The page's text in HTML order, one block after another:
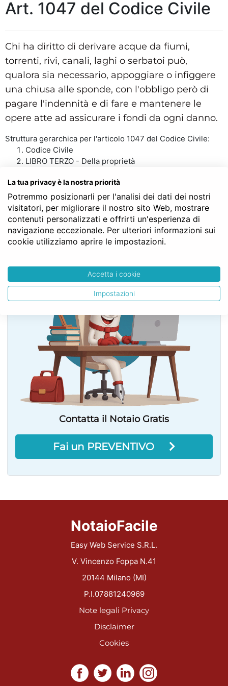
Art. 1047 del Codice Civile
Chi ha diritto di derivare acque da fiumi,
torrenti, rivi, canali, laghi o serbatoi può,
qualora sia necessario, appoggiare o infiggere
una chiusa alle sponde, con l'obbligo però di
pagare l'indennità e di fare e mantenere le
opere atte ad assicurare i fondi da ogni danno.
Struttura gerarchica per l'articolo 1047 del Codice Civile:
Codice Civile
LIBRO TERZO - Della proprietà
Capo II - Delle servitù coattive
Sezione II - Dell’appoggio e dell’infissione di chiusa
Art. 1047
SERVE LA CONSULENZA DEL NOTAIO?
Contatta il Notaio Gratis
Fai un PREVENTIVO
NotaioFacile
Easy Web Service S.R.L.
V. Vincenzo Foppa N.41
20144 Milano (MI)
P.I.07881240969
Note legali Privacy
Disclaimer
Cookies
La tua privacy è la nostra priorità
Potremmo posizionarli per l'analisi dei dati dei nostri
visitatori, per migliorare il nostro sito Web, mostrare
contenuti personalizzati e offrirti un'esperienza di
navigazione eccezionale. Per ulteriori informazioni sui
cookie utilizziamo aprire le impostazioni.
Accetta i cookie
Impostazioni